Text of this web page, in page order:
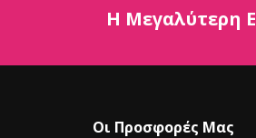
Η Μεγαλύτερη
Οι Προσφορές Μας